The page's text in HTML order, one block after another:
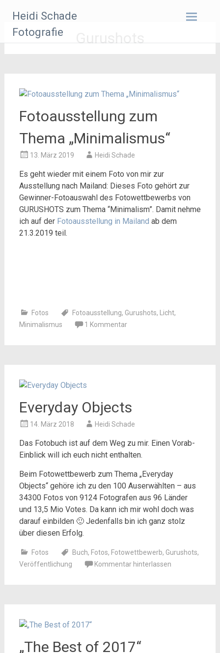
Inhalt
springen
Heidi Schade
Fotografie
Gurushots
Fotoausstellung zum
Thema „Minimalismus“
13. März 2019 Heidi Schade
Es geht wieder mit einem Foto von mir zur
Ausstellung nach Mailand: Dieses Foto gehört zur
Gewinner-Fotoauswahl des Fotowettbewerbs von
GURUSHOTS zum Thema “Minimalism”. Damit nehme
ich auf der Fotoausstellung in Mailand ab dem
21.3.2019 teil.
Fotos Fotoausstellung, Gurushots, Licht,
Minimalismus
1 Kommentar
Everyday Objects
14. März 2018 Heidi Schade
Das Fotobuch ist auf dem Weg zu mir. Einen Vorab-
Einblick will ich euch nicht enthalten.
Beim Fotowettbewerb zum Thema „Everyday
Objects“ gehöre ich zu den 100 Auserwählten – aus
34300 Fotos von 9124 Fotografen aus 96 Länder
und 13,5 Mio Votes. Da kann ich mir wohl doch was
darauf einbilden 🙂 Jedenfalls bin ich ganz stolz
über diesen Erfolg.
Fotos Buch, Fotos, Fotowettbewerb, Gurushots,
Veröffentlichung
Kommentar hinterlassen
„The Best of 2017“